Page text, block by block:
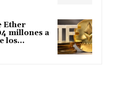
Ether
millones a
los...